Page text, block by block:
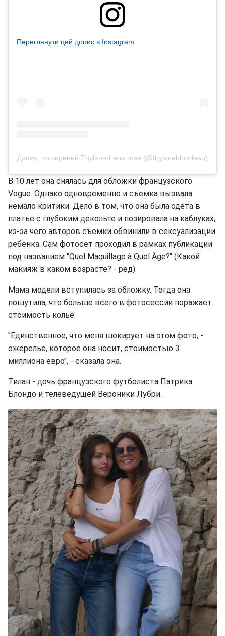
Переглянути цей допис в Instagram
Допис, поширений Thylane-Lena rose (@thylaneblondeau)
В 10 лет она снялась для обложки французского
Vogue. Однако одновременно и съемка вызвала
немало критики. Дело в том, что она была одета в
платье с глубоким декольте и позировала на каблуках,
из-за чего авторов съемки обвинили в сексуализации
ребенка. Сам фотосет проходил в рамках публикации
под названием "Quel Maquillage à Quel Âge?" (Какой
макияж в каком возрасте? - ред).
Мама модели вступилась за обложку. Тогда она
пошутила, что больше всего в фотосессии поражает
стоимость колье.
"Единственное, что меня шокирует на этом фото, -
ожерелье, которое она носит, стоимостью 3
миллиона евро", - сказала она.
Тилан - дочь французского футболиста Патрика
Блондо и телеведущей Вероники Лубри.